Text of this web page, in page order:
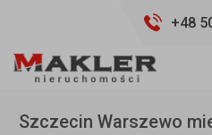
+48
Szczecin Warszewo